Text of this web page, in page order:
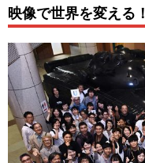
映像で世界を変える！